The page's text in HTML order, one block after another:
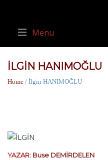
Menu
İLGIN HANIMOĞLU
Home / İlgin HANIMOĞLU
YAZAR: Buse DEMİRDELEN